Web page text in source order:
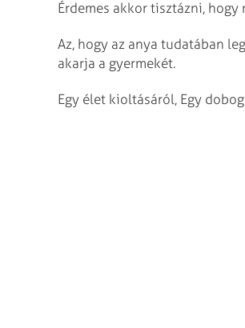
Érdemes akkor tisztázni,
Az, hogy az anya tudatában
akarja a gyermekét.
Egy élet kioltásáról, Egy